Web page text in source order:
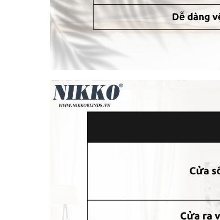
Có rất nhiều mẫu mã cho bạn lựa chọn
Núm vén rèm hợp kim nhôm
Với sự đa dạng về mẫu mã, kiểu dáng, màu
của mình.